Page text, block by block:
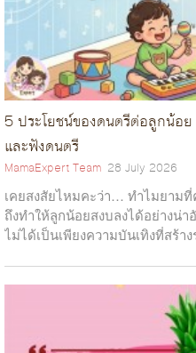
รีวิว แอป ALive แอปพลิเคชัน
เครื่อง
MamaExpert Team 10 June 2021
ยุค New Normal! พูดแล้ว ภาพใ
ระยะห่าง เฮ้อ! ก็เป็นแบบนี้วนมา
เลี้ยงลูกอยู่บ้าน ทำงานอยู่บ้านบ้า
ให้นมลูกทำสีผมได้ไหม อยากส
MamaExpert Team 15 September
ให้นมลูกทำสีผมได้ไหม ความสว
ทุกท่านในโลกนี้อย่างไม่อาจปฏิเ
ลอด หรือแม้แต่คุณแม่ที่ให้นมบุต
แม...
เทียบชัดๆ 5 เครื่องดื่ม UHT ย
Nomi กล้าให้ DHA ที่สูงกว่าจริ
MamaExpert Team 17 February 2026
เทียบชัดๆ 5 เครื่องดื่ม UHT ยอด
กล้าให้ DHA ที่สูงกว่าจริงไหม? เ
เสริมสารอาหารให้กับลูกน้อยอย่า
ส่วน...
5 ประโยชน์ของดนตรีต่อลูกน้อ
และฟังดนตรี
MamaExpert Team 28 July 2026
เคยสงสัยไหมคะว่า… ทำไมยาม
ถึงทำให้ลูกน้อยสงบลงได้อย่างน่า
ไม่ได้เป็นเพียงความบันเทิงที่สร้า